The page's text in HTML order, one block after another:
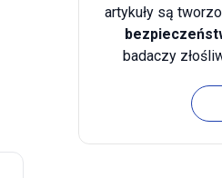
artykuły są
badaczy